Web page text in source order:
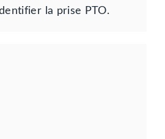
la prise PTO.